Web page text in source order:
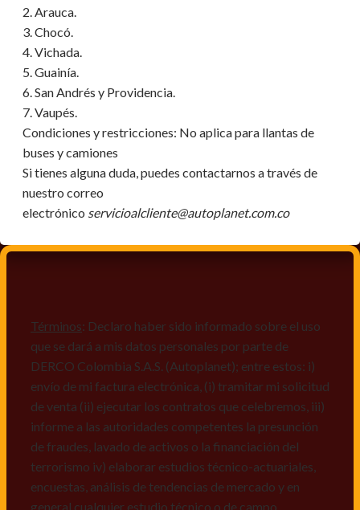
2. Arauca.
3. Chocó.
4. Vichada.
5. Guainía.
6. San Andrés y Providencia.
7. Vaupés.
Condiciones y restricciones: No aplica para llantas de
buses y camiones
Si tienes alguna duda, puedes contactarnos a través de
nuestro correo
electrónico servicioalcliente@autoplanet.com.co
Términos: Declaro haber sido informado sobre el uso
que se dará a mis datos personales por parte de
DERCO Colombia S.A.S. (Autoplanet); entre estos: i)
envío de mi factura electrónica, (i) tramitar mi solicitud
de venta (ii) ejecutar los contratos que celebremos, iii)
informe a las autoridades competentes la presunción
de fraudes, lavado de activos o la financiación del
terrorismo iv) elaborar estudios técnico-actuariales,
encuestas, análisis de tendencias de mercado y en
general cualquier estudio técnico o de campo